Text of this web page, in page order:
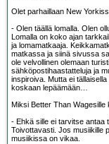
Olet parhaillaan New
- Olen täällä lomalla. Olen
Lomalla on koko ajan
ja lomamatkaaja.
matkassa ja siinä sivussa
ole velvollinen olemaan
sähköpostihaastatteluja ja
inspiroiva. Mutta ei
koskaan lepäämään…
Miksi Better Than
- Ehkä sille ei tarvitse antaa
Toivottavasti. Jos musiikille
musiikissa on vikaa.